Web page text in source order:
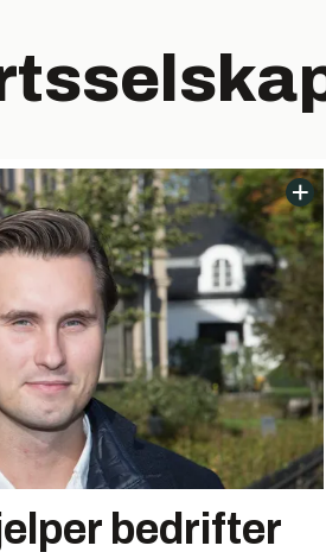
bedrifter